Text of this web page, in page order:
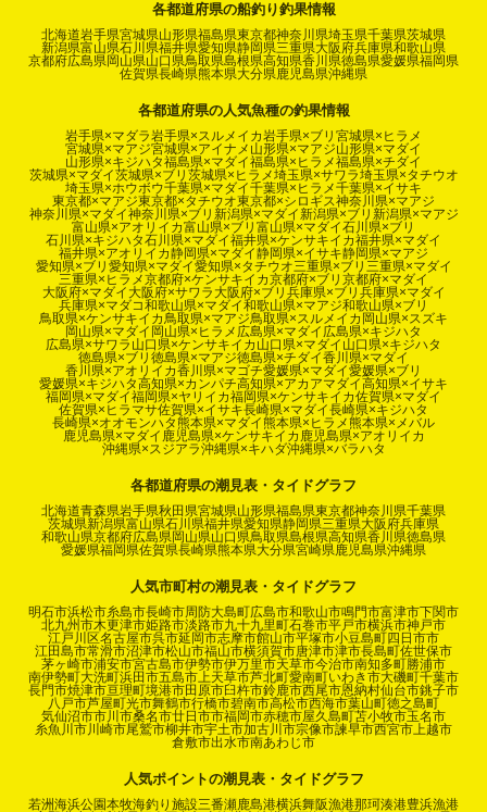
各都道府県の船釣り釣果情報
北海道岩手県宮城県山形県福島県東京都神奈川県埼玉県千葉県茨城県
新潟県富山県石川県福井県愛知県静岡県三重県大阪府兵庫県和歌山県
京都府広島県岡山県山口県鳥取県島根県高知県香川県徳島県愛媛県福岡県
佐賀県長崎県熊本県大分県鹿児島県沖縄県
各都道府県の人気魚種の釣果情報
岩手県×マダラ岩手県×スルメイカ岩手県×ブリ 宮城県×ヒラメ
宮城県×マアジ宮城県×アイナメ 山形県×マアジ山形県×マダイ
山形県×キジハタ福島県×マダイ福島県×ヒラメ福島県×チダイ
茨城県×マダイ茨城県×ブリ 茨城県×ヒラメ埼玉県×サワラ埼玉県×タチウオ
埼玉県×ホウボウ千葉県×マダイ千葉県×ヒラメ千葉県×イサキ
東京都×マアジ東京都×タチウオ東京都×シロギス神奈川県×マアジ
神奈川県×マダイ神奈川県×ブリ 新潟県×マダイ 新潟県×ブリ 新潟県×マアジ
富山県×アオリイカ富山県×ブリ 富山県×マダイ石川県×ブリ
石川県×キジハタ石川県×マダイ福井県×ケンサキイカ福井県×マダイ
福井県×アオリイカ静岡県×マダイ静岡県×イサキ静岡県×マアジ
愛知県×ブリ 愛知県×マダイ愛知県×タチウオ三重県×ブリ 三重県×マダイ
三重県×ヒラメ京都府×ケンサキイカ京都府×ブリ 京都府×マダイ
大阪府×マダイ 大阪府×サワラ 大阪府×ブリ 兵庫県×ブリ 兵庫県×マダイ
兵庫県×マダコ和歌山県×マダイ和歌山県×マアジ和歌山県×ブリ
鳥取県×ケンサキイカ鳥取県×マアジ鳥取県×スルメイカ 岡山県×スズキ
岡山県×マダイ 岡山県×ヒラメ 広島県×マダイ 広島県×キジハタ
広島県×サワラ 山口県×ケンサキイカ 山口県×マダイ 山口県×キジハタ
徳島県×ブリ 徳島県×マアジ徳島県×チダイ香川県×マダイ
香川県×アオリイカ香川県×マゴチ愛媛県×マダイ愛媛県×ブリ
愛媛県×キジハタ高知県×カンパチ高知県×アカアマダイ高知県×イサキ
福岡県×マダイ福岡県×ヤリイカ福岡県×ケンサキイカ佐賀県×マダイ
佐賀県×ヒラマサ佐賀県×イサキ長崎県×マダイ長崎県×キジハタ
長崎県×オオモンハタ熊本県×マダイ熊本県×ヒラメ熊本県×メバル
鹿児島県×マダイ 鹿児島県×ケンサキイカ 鹿児島県×アオリイカ
沖縄県×スジアラ沖縄県×キハダ沖縄県×バラハタ
各都道府県の潮見表・タイドグラフ
北海道青森県岩手県秋田県宮城県山形県福島県東京都神奈川県千葉県
茨城県新潟県富山県石川県福井県愛知県静岡県三重県大阪府兵庫県
和歌山県京都府広島県岡山県山口県鳥取県島根県高知県香川県徳島県
愛媛県福岡県佐賀県長崎県熊本県大分県宮崎県鹿児島県沖縄県
人気市町村の潮見表・タイドグラフ
明石市浜松市糸島市長崎市周防大島町広島市和歌山市鳴門市富津市下関市
北九州市木更津市姫路市淡路市九十九里町石巻市平戸市横浜市神戸市
江戸川区名古屋市呉市延岡市志摩市館山市平塚市小豆島町四日市市
江田島市常滑市沼津市松山市福山市横須賀市唐津市津市長島町佐世保市
茅ヶ崎市浦安市宮古島市伊勢市伊万里市天草市今治市南知多町勝浦市
南伊勢町大洗町浜田市五島市上天草市芦北町愛南町いわき市大磯町千葉市
長門市焼津市亘理町境港市田原市臼杵市鈴鹿市西尾市恩納村仙台市銚子市
八戸市芦屋町光市舞鶴市行橋市碧南市高松市西海市葉山町徳之島町
気仙沼市市川市桑名市廿日市市福岡市赤穂市屋久島町苫小牧市玉名市
糸魚川市川崎市尾鷲市柳井市宇土市加古川市宗像市諫早市西宮市上越市
倉敷市出水市南あわじ市
人気ポイントの潮見表・タイドグラフ
若洲海浜公園本牧海釣り施設三番瀬鹿島港横浜舞阪漁港那珂湊港豊浜漁港